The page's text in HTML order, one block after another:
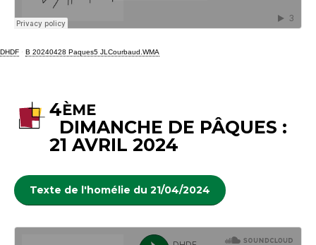
DHDF · B 20240428 Paques5 JLCourbaud.WMA
4ÈME
DIMANCHE DE PÂQUES :
21 AVRIL 2024
Texte de l'homélie du 21/04/2024